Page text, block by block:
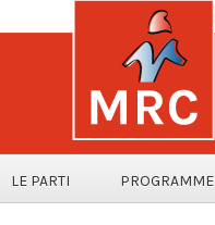
LE PARTI PROGRAMME